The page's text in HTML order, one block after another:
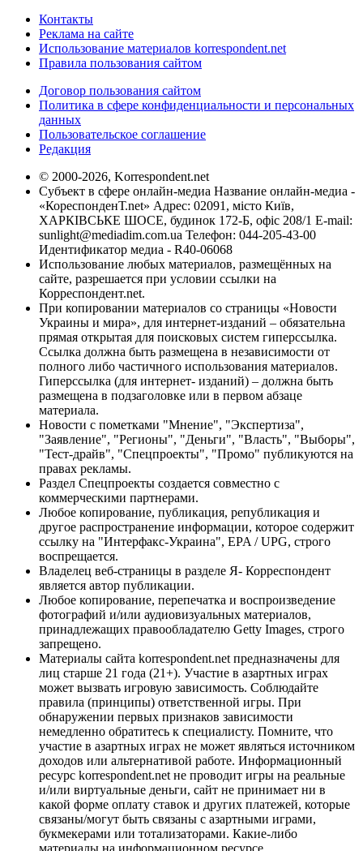
Контакты
Реклама на сайте
Использование материалов korrespondent.net
Правила пользования сайтом
Договор пользования сайтом
Политика в сфере конфиденциальности и персональных
данных
Пользовательское соглашение
Редакция
© 2000-2026, Korrespondent.net
Субъект в сфере онлайн-медиа Название онлайн-медиа -
«КореспонденТ.net» Адрес: 02091, місто Київ,
ХАРКІВСЬКЕ ШОСЕ, будинок 172-Б, офіс 208/1 E-mail:
sunlight@mediadim.com.ua Телефон: 044-205-43-00
Идентификатор медиа - R40-06068
Использование любых материалов, размещённых на
сайте, разрешается при условии ссылки на
Корреспондент.net.
При копировании материалов со страницы «Новости
Украины и мира», для интернет-изданий – обязательна
прямая открытая для поисковых систем гиперссылка.
Ссылка должна быть размещена в независимости от
полного либо частичного использования материалов.
Гиперссылка (для интернет- изданий) – должна быть
размещена в подзаголовке или в первом абзаце
материала.
Новости с пометками "Мнение", "Экспертиза",
"Заявление", "Регионы", "Деньги", "Власть", "Выборы",
"Тест-драйв", "Спецпроекты", "Промо" публикуются на
правах рекламы.
Раздел Спецпроекты создается совместно с
коммерческими партнерами.
Любое копирование, публикация, републикация и
другое распространение информации, которое содержит
ссылку на "Интерфакс-Украина", EPA / UPG, строго
воспрещается.
Владелец веб-страницы в разделе Я- Корреспондент
является автор публикации.
Любое копирование, перепечатка и воспроизведение
фотографий и/или аудиовизуальных материалов,
принадлежащих правообладателю Getty Images, строго
запрещено.
Материалы сайта korrespondent.net предназначены для
лиц старше 21 года (21+). Участие в азартных играх
может вызвать игровую зависимость. Соблюдайте
правила (принципы) ответственной игры. При
обнаружении первых признаков зависимости
немедленно обратитесь к специалисту. Помните, что
участие в азартных играх не может являться источником
доходов или альтернативой работе. Информационный
ресурс korrespondent.net не проводит игры на реальные
и/или виртуальные деньги, сайт не принимает ни в
какой форме оплату ставок и других платежей, которые
связаны/могут быть связаны с азартными играми,
букмекерами или тотализаторами. Какие-либо